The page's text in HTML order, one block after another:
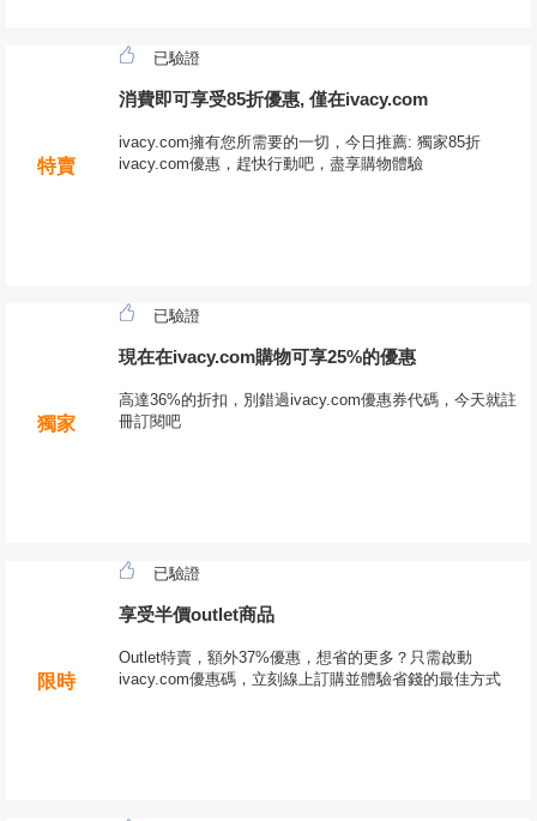
特賣
已驗證
消費即可享受85折優惠, 僅在ivacy.com
ivacy.com擁有您所需要的一切，今日推薦: 獨家85折
ivacy.com優惠，趕快行動吧，盡享購物體驗
獨家
已驗證
現在在ivacy.com購物可享25%的優惠
高達36%的折扣，別錯過ivacy.com優惠券代碼，今天就註
冊訂閱吧
限時
已驗證
享受半價outlet商品
Outlet特賣，額外37%優惠，想省的更多？只需啟動
ivacy.com優惠碼，立刻線上訂購並體驗省錢的最佳方式